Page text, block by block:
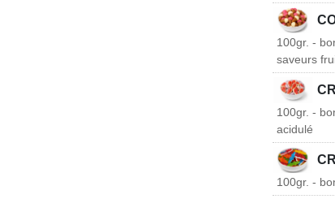
100gr. -
saveurs
100gr. -
acidulé
100gr. -